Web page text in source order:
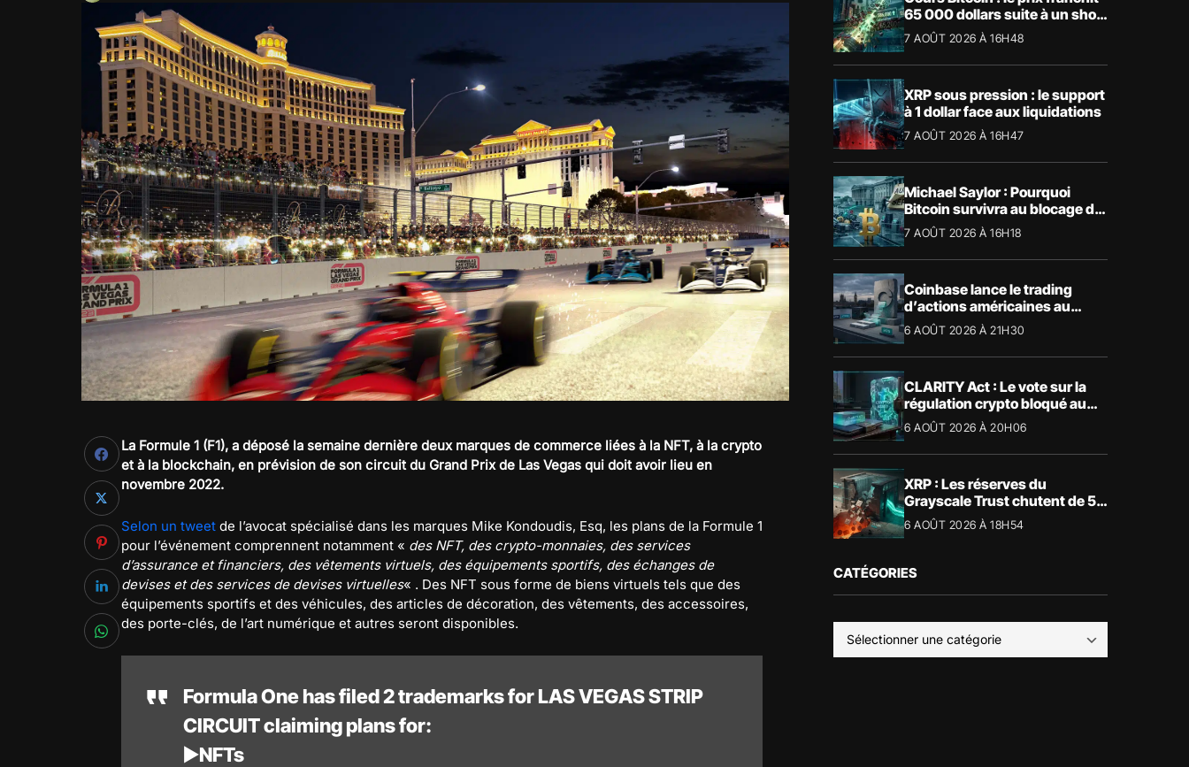
La Formule 1 (F1), a déposé la semaine dernière deux marques de commerce liées à la NFT, à la crypto
et à la blockchain, en prévision de son circuit du Grand Prix de Las Vegas qui doit avoir lieu en
novembre 2022.
Selon un tweet de l’avocat spécialisé dans les marques Mike Kondoudis, Esq, les plans de la Formule 1
pour l’événement comprennent notamment « des NFT, des crypto-monnaies, des services
d’assurance et financiers, des vêtements virtuels, des équipements sportifs, des échanges de
devises et des services de devises virtuelles« . Des NFT sous forme de biens virtuels tels que des
équipements sportifs et des véhicules, des articles de décoration, des vêtements, des accessoires,
des porte-clés, de l’art numérique et autres seront disponibles.
Formula One has filed 2 trademarks for LAS VEGAS STRIP
CIRCUIT claiming plans for:
▶️NFTs
65 000 dollars suite à un short
squeeze massif
7 AOÛT 2026 À 16H48
XRP sous pression : le support
à 1 dollar face aux liquidations
7 AOÛT 2026 À 16H47
Michael Saylor : Pourquoi
Bitcoin survivra au blocage du
CLARITY Act
7 AOÛT 2026 À 16H18
Coinbase lance le trading
d’actions américaines au
Royaume-Uni
6 AOÛT 2026 À 21H30
CLARITY Act : Le vote sur la
régulation crypto bloqué au
Sénat américain
6 AOÛT 2026 À 20H06
XRP : Les réserves du
Grayscale Trust chutent de 55
% suite aux rachats
6 AOÛT 2026 À 18H54
CATÉGORIES